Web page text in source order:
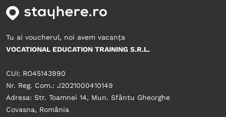
Tu ai voucherul, noi avem vacanța
VOCATIONAL EDUCATION TRAINING S.R.L.
CUI: RO45143990
Nr. Reg. Com.: J2021000410149
Adresa: Str. Toamnei 14, Mun. Sfântu Gheorghe
Covasna, România